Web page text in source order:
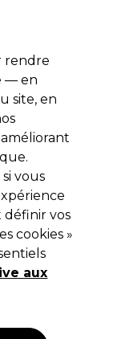
Matériel
Gelée
rendre
— en
site, en
vous
définir vos
cookies »
aux